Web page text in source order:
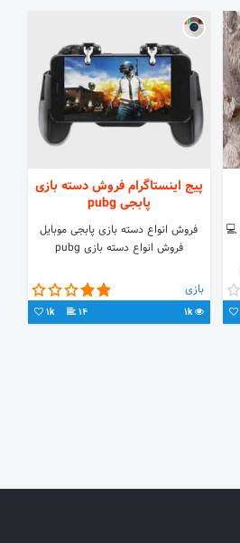
💻
پیج اینستاگرام فروش دسته بازی
پابجی pubg
فروش انواع دسته بازی پابجی موبایل
فروش انواع دسته بازی pubg
بازی
1k
14
1k